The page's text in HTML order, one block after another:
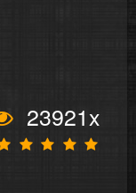
23921x